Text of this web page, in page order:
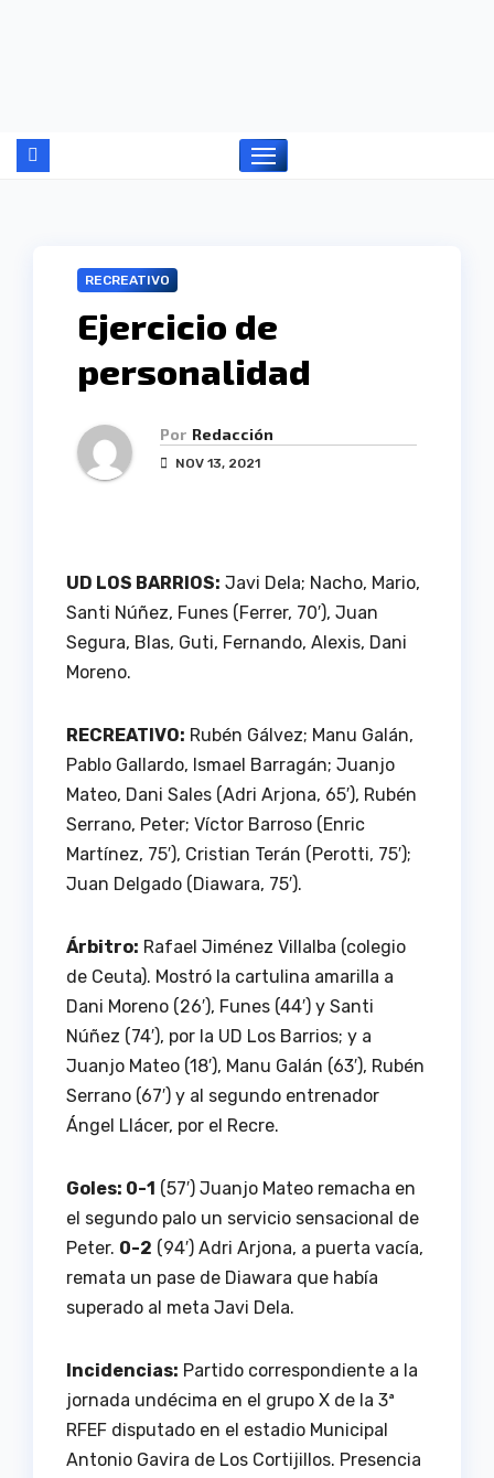
RECREATIVO
Ejercicio de
personalidad
Por Redacción
NOV 13, 2021
UD LOS BARRIOS: Javi Dela; Nacho, Mario,
Santi Núñez, Funes (Ferrer, 70′), Juan
Segura, Blas, Guti, Fernando, Alexis, Dani
Moreno.
RECREATIVO: Rubén Gálvez; Manu Galán,
Pablo Gallardo, Ismael Barragán; Juanjo
Mateo, Dani Sales (Adri Arjona, 65′), Rubén
Serrano, Peter; Víctor Barroso (Enric
Martínez, 75′), Cristian Terán (Perotti, 75′);
Juan Delgado (Diawara, 75′).
Árbitro: Rafael Jiménez Villalba (colegio
de Ceuta). Mostró la cartulina amarilla a
Dani Moreno (26′), Funes (44′) y Santi
Núñez (74′), por la UD Los Barrios; y a
Juanjo Mateo (18′), Manu Galán (63′), Rubén
Serrano (67′) y al segundo entrenador
Ángel Llácer, por el Recre.
Goles: 0-1 (57′) Juanjo Mateo remacha en
el segundo palo un servicio sensacional de
Peter. 0-2 (94′) Adri Arjona, a puerta vacía,
remata un pase de Diawara que había
superado al meta Javi Dela.
Incidencias: Partido correspondiente a la
jornada undécima en el grupo X de la 3ª
RFEF disputado en el estadio Municipal
Antonio Gavira de Los Cortijillos. Presencia